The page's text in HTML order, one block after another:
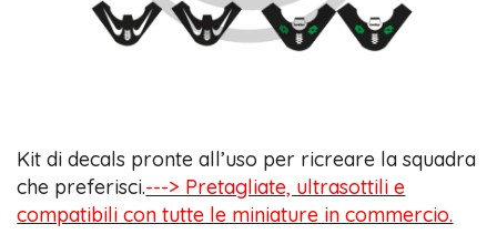
Kit di decals pronte all’uso per ricreare la squadra
che preferisci.---> Pretagliate, ultrasottili e
compatibili con tutte le miniature in commercio.